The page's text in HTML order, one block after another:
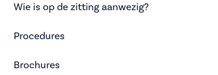
Wie is op de zitting aanwezig?
Procedures
Brochures